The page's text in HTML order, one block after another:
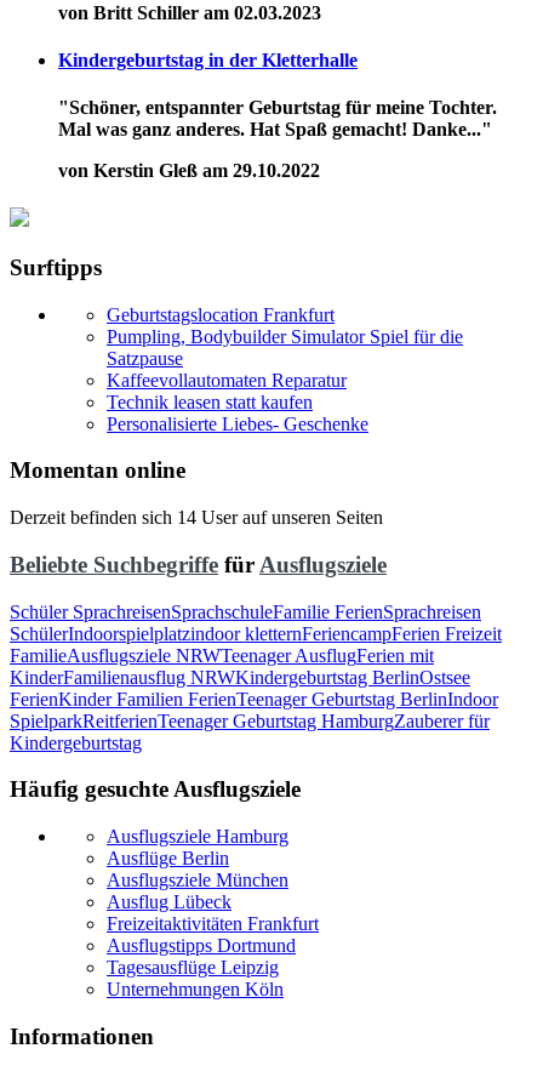
von Britt Schiller am 02.03.2023
Kindergeburtstag in der Kletterhalle
"Schöner, entspannter Geburtstag für meine Tochter.
Mal was ganz anderes. Hat Spaß gemacht! Danke..."
von Kerstin Gleß am 29.10.2022
Surftipps
Geburtstagslocation Frankfurt
Pumpling, Bodybuilder Simulator Spiel für die
Satzpause
Kaffeevollautomaten Reparatur
Technik leasen statt kaufen
Personalisierte Liebes- Geschenke
Momentan online
Derzeit befinden sich 14 User auf unseren Seiten
Beliebte Suchbegriffe für Ausflugsziele
Schüler SprachreisenSprachschuleFamilie FerienSprachreisen
SchülerIndoorspielplatzindoor kletternFeriencampFerien Freizeit
FamilieAusflugsziele NRWTeenager AusflugFerien mit
KinderFamilienausflug NRWKindergeburtstag BerlinOstsee
FerienKinder Familien FerienTeenager Geburtstag BerlinIndoor
SpielparkReitferienTeenager Geburtstag HamburgZauberer für
Kindergeburtstag
Häufig gesuchte Ausflugsziele
Ausflugsziele Hamburg
Ausflüge Berlin
Ausflugsziele München
Ausflug Lübeck
Freizeitaktivitäten Frankfurt
Ausflugstipps Dortmund
Tagesausflüge Leipzig
Unternehmungen Köln
Informationen